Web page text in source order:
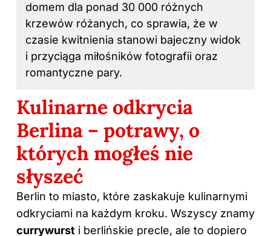
domem dla ponad 30 000 różnych
krzewów różanych, co sprawia, że w
czasie kwitnienia stanowi bajeczny widok
i przyciąga miłośników fotografii oraz
romantyczne pary.
Kulinarne odkrycia
Berlina – potrawy, o
których mogłeś nie
słyszeć
Berlin to miasto, które zaskakuje kulinarnymi
odkryciami na każdym kroku. Wszyscy znamy
currywurst i berlińskie precle, ale to dopiero